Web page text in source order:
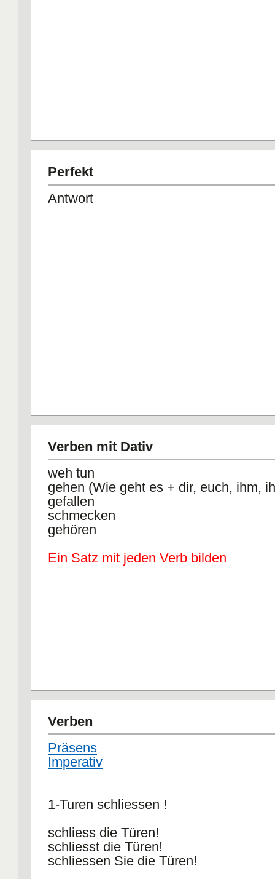
Perfekt
Antwort
Verben mit Dativ
weh tun
gehen (Wie geht es + dir, euch, ihm,
gefallen
schmecken
gehören
Ein Satz mit jeden Verb bilden
Verben
Präsens
Imperativ
1-Turen schliessen !
schliess die Türen!
schliesst die Türen!
schliessen Sie die Türen!